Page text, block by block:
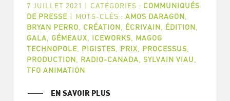
7 JUILLET 2021 | CATÉGORIES : COMMUNIQUÉS
DE PRESSE | MOTS-CLÉS : AMOS DARAGON
BRYAN PERRO
CRÉATION ÉCRIVAIN ÉDITION
GALA
GÉMEAUX ICEWORKS
MAGOG
TECHNOPOLE, PIGISTES PRIX PROCESSUS
PRODUCTION
RADIO-CANADA SYLVAIN VIAU
TFO ANIMATION
EN SAVOIR PLUS